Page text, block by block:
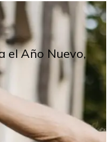
el Año Nuevo,